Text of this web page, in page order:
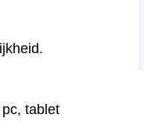
tablet